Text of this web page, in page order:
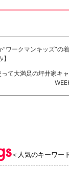
”ワークマンキッズ”の
て大満足の坪井家キ
＜人気のキーワー